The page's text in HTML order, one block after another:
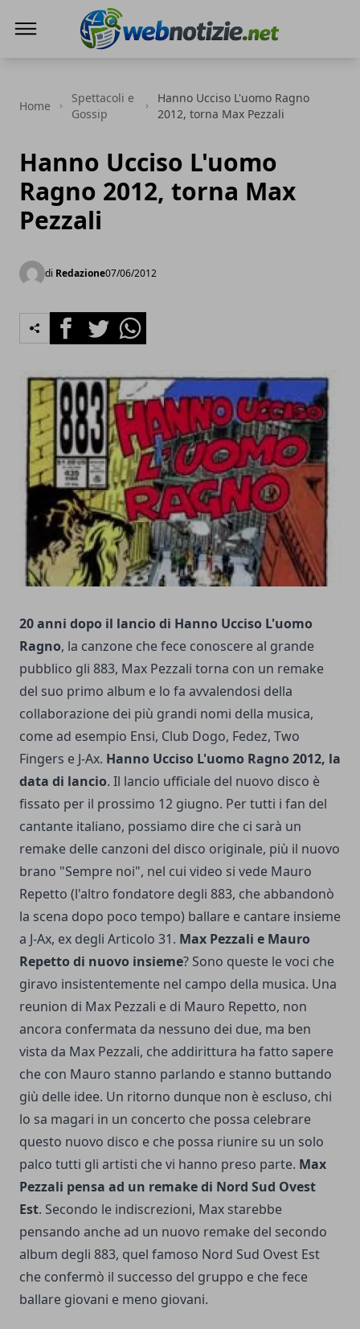
Home
Spettacoli e
Gossip
Hanno Ucciso L'uomo Ragno
2012, torna Max Pezzali
Hanno Ucciso L'uomo
Ragno 2012, torna Max
Pezzali
di Redazione07/06/2012
FacebookTwitterWhatsapp
20 anni dopo il lancio di Hanno Ucciso L'uomo
Ragno, la canzone che fece conoscere al grande
pubblico gli 883, Max Pezzali torna con un remake
del suo primo album e lo fa avvalendosi della
collaborazione dei più grandi nomi della musica,
come ad esempio Ensi, Club Dogo, Fedez, Two
Fingers e J-Ax. Hanno Ucciso L'uomo Ragno 2012, la
data di lancio. Il lancio ufficiale del nuovo disco è
fissato per il prossimo 12 giugno. Per tutti i fan del
cantante italiano, possiamo dire che ci sarà un
remake delle canzoni del disco originale, più il nuovo
brano "Sempre noi", nel cui video si vede Mauro
Repetto (l'altro fondatore degli 883, che abbandonò
la scena dopo poco tempo) ballare e cantare insieme
a J-Ax, ex degli Articolo 31. Max Pezzali e Mauro
Repetto di nuovo insieme? Sono queste le voci che
giravo insistentemente nel campo della musica. Una
reunion di Max Pezzali e di Mauro Repetto, non
ancora confermata da nessuno dei due, ma ben
vista da Max Pezzali, che addirittura ha fatto sapere
che con Mauro stanno parlando e stanno buttando
giù delle idee. Un ritorno dunque non è escluso, chi
lo sa magari in un concerto che possa celebrare
questo nuovo disco e che possa riunire su un solo
palco tutti gli artisti che vi hanno preso parte. Max
Pezzali pensa ad un remake di Nord Sud Ovest
Est. Secondo le indiscrezioni, Max starebbe
pensando anche ad un nuovo remake del secondo
album degli 883, quel famoso Nord Sud Ovest Est
che confermò il successo del gruppo e che fece
ballare giovani e meno giovani.